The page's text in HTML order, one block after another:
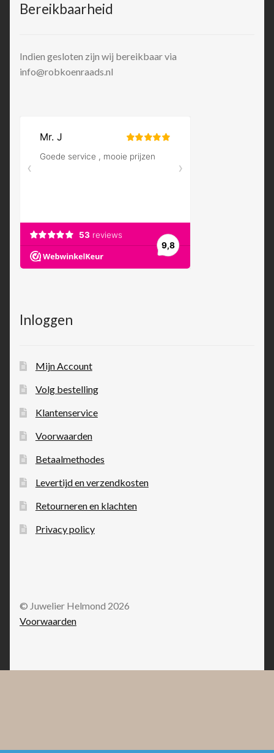
Bereikbaarheid
Indien gesloten zijn wij bereikbaar via
info@robkoenraads.nl
Inloggen
Mijn Account
Volg bestelling
Klantenservice
Voorwaarden
Betaalmethodes
Levertijd en verzendkosten
Retourneren en klachten
Privacy policy
© Juwelier Helmond 2026
Voorwaarden